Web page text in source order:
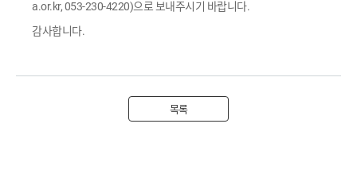
a.or.kr, 053-230-4220)으로 보내주시기 바랍니다.
감사합니다.
목록